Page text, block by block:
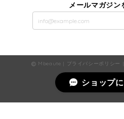
メールマガジン
Mbeaute | プライバシーポリシー |
ショップ